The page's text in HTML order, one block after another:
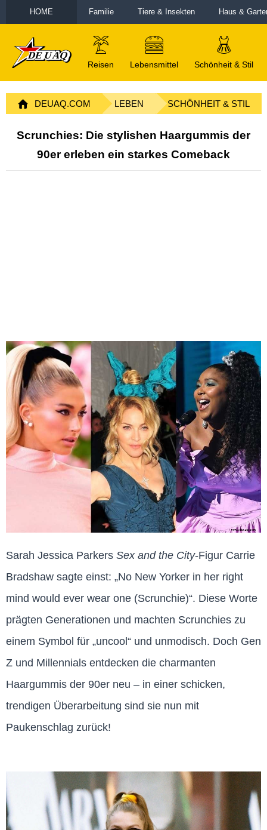
HOME Familie Tiere & Insekten Haus &
Reisen Lebensmittel Schönheit & Stil
DEUAQ.COM LEBEN SCHÖNHEIT & STIL
Scrunchies: Die stylishen Haargummis der
90er erleben ein starkes Comeback
Sarah Jessica Parkers Sex and the City-Figur Carrie
Bradshaw sagte einst: „No New Yorker in her right
mind would ever wear one (Scrunchie)“. Diese Worte
prägten Generationen und machten Scrunchies zu
einem Symbol für „uncool“ und unmodisch. Doch Gen
Z und Millennials entdecken die charmanten
Haargummis der 90er neu – in einer schicken,
trendigen Überarbeitung sind sie nun mit
Paukenschlag zurück!